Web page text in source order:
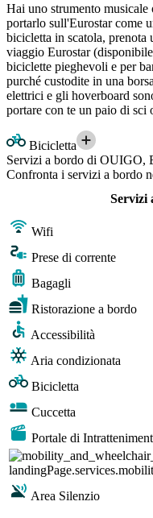
Hai uno strumento
portarlo sull'Eurostar come
bicicletta in scatola, prenota
viaggio Eurostar
biciclette pieghevoli e per
purché custodite in una
elettrici e gli hoverboard
portare con te un paio di sci
Bicicletta
Servizi a bordo di OUIGO,
Confronta i servizi a bordo
Servizi
Wifi
Prese di corrente
Bagagli
Ristorazione a bordo
Accessibilità
Aria condizionata
Bicicletta
Cuccetta
Portale di
Area Silenzio